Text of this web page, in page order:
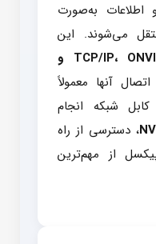
اطلاعات به‌صورت
می‌شوند. این
پروتکل‌های TCP/IP، ONVIF و
آنها معمولاً
کابل شبکه انجام
، دسترسی از راه
بالا تا 8 مگاپیکسل از مهم‌ترین